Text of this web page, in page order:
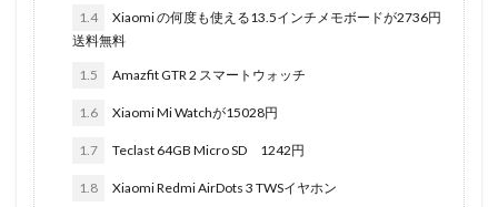
1.4
Xiaomi の何度も使える13.5インチメモボードが2736円
送料無料
1.5 Amazfit GTR 2 スマートウォッチ
1.6 Xiaomi Mi Watchが15028円
1.7 Teclast 64GB Micro SD 1242円
1.8 Xiaomi Redmi AirDots 3 TWSイヤホン